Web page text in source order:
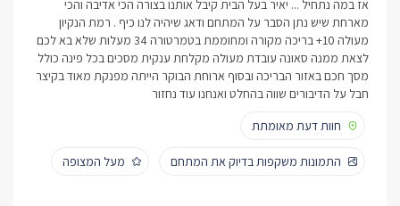
אז במה נתחיל ... יאיר בעל הבית קיבל אותנו בצורה הכי אדיבה והכי
מארחת שיש נתן הסבר על המתחם ודאג שיהיה לנו כיף . רמת הנקיון
מעולה 10+ בריכה מקורה ומחוממת בטמרטורה 34 מעלות שלא בא לכם
לצאת ממנה סאונה עובדת מעולה מקלחת ענקית מסכים בכל פינה כולל
מסך חכם באזור הבריכה ובסוף ארוחת הבוקר הייתה מפנקת מאוד בקיצר
חבל על הדיבורים שווה בהחלט ואנחנו עוד נחזור
חוות דעת מאומתת
התמונות משקפות בדיוק את המתחם מעל המצופה